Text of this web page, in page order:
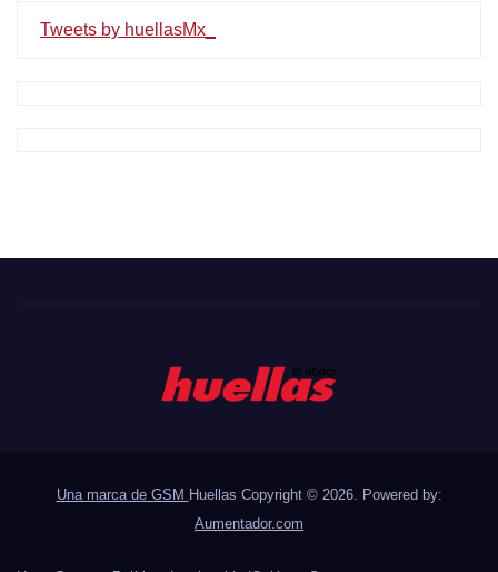
Tweets by huellasMx_
Una marca de GSM Huellas Copyright © 2026. Powered by:
Aumentador.com